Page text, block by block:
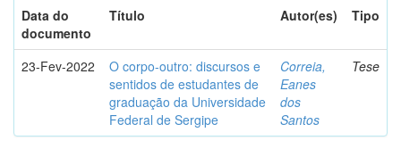
Data do
documento
Título Autor(es) Tipo
23-Fev-2022
O corpo-outro: discursos e
sentidos de estudantes de
graduação da Universidade
Federal de Sergipe
Correia,
Eanes
dos
Santos
Tese